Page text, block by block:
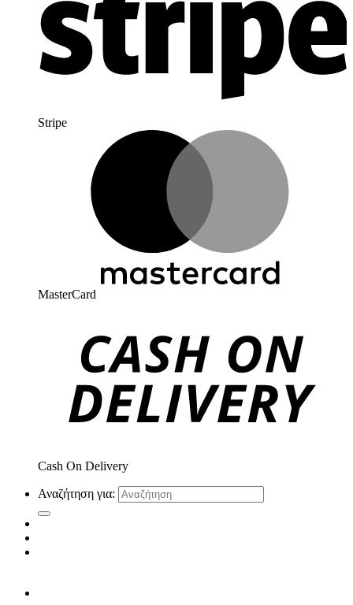
Stripe
MasterCard
Cash On Delivery
Αναζήτηση για: